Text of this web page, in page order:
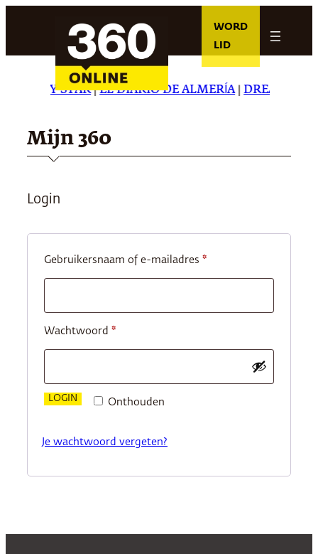
WORD
LID
DAILY STAR|EL DIARIO DE ALMERÍA| DREAMING
Mijn 360
Login
Gebruikersnaam of e-mailadres *Vereist
Wachtwoord *Vereist
Onthouden
LOGIN
Je wachtwoord vergeten?